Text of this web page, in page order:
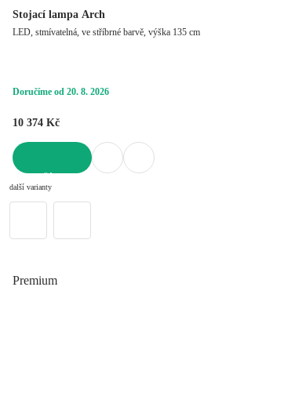
Stojací lampa Arch
LED, stmívatelná, ve stříbrné barvě, výška 135 cm
Doručíme od 20. 8. 2026
10 374 Kč
další varianty
Premium